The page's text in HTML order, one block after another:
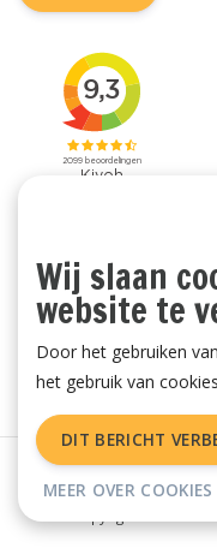
Algemene voorwaarden |
Wij slaan
website te
Door het gebruiken
het gebruik van
DIT BERICHT
MEER OVER